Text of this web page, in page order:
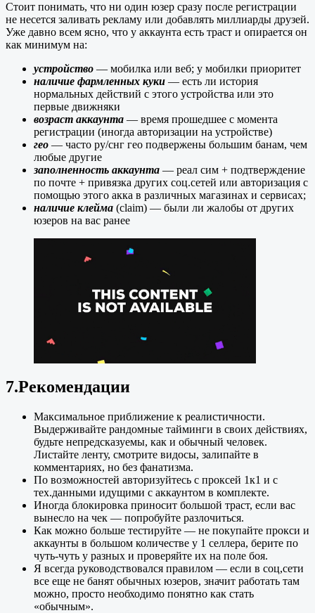
Стоит понимать, что ни один юзер сразу после регистрации
не несется заливать рекламу или добавлять миллиарды друзей.
Уже давно всем ясно, что у аккаунта есть траст и опирается он
как минимум на:
устройство — мобилка или веб; у мобилки приоритет
наличие фармленных куки — есть ли история
нормальных действий с этого устройства или это
первые движняки
возраст аккаунта — время прошедшее с момента
регистрации (иногда авторизации на устройстве)
гео — часто ру/снг гео подвержены большим банам, чем
любые другие
заполненность аккаунта — реал сим + подтверждение
по почте + привязка других соц.сетей или авторизация с
помощью этого акка в различных магазинах и сервисах;
наличие клейма (claim) — были ли жалобы от других
юзеров на вас ранее
7.Рекомендации
Максимальное приближение к реалистичности.
Выдерживайте рандомные тайминги в своих действиях,
будьте непредсказуемы, как и обычный человек.
Листайте ленту, смотрите видосы, залипайте в
комментариях, но без фанатизма.
По возможностей авторизуйтесь с проксей 1к1 и с
тех.данными идущими с аккаунтом в комплекте.
Иногда блокировка приносит большой траст, если вас
вынесло на чек — попробуйте разлочиться.
Как можно больше тестируйте — не покупайте прокси и
аккаунты в большом количестве у 1 селлера, берите по
чуть-чуть у разных и проверяйте их на поле боя.
Я всегда руководствовался правилом — если в соц,сети
все еще не банят обычных юзеров, значит работать там
можно, просто необходимо понятно как стать
«обычным».